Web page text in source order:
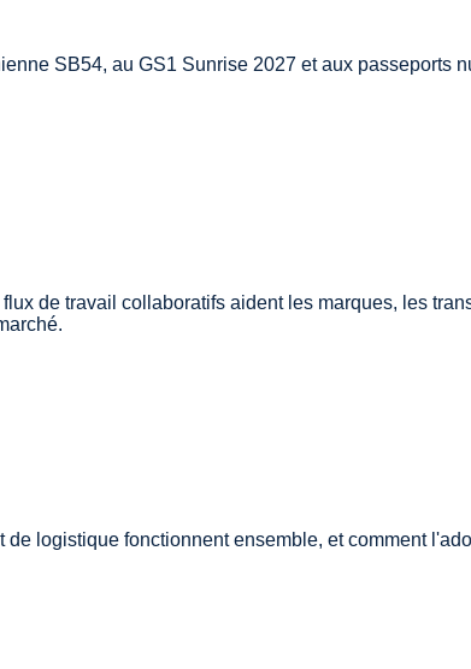
SB54, au GS1 Sunrise 2027 et aux passeports
de travail collaboratifs aident les marques, les
logistique fonctionnent ensemble, et comment